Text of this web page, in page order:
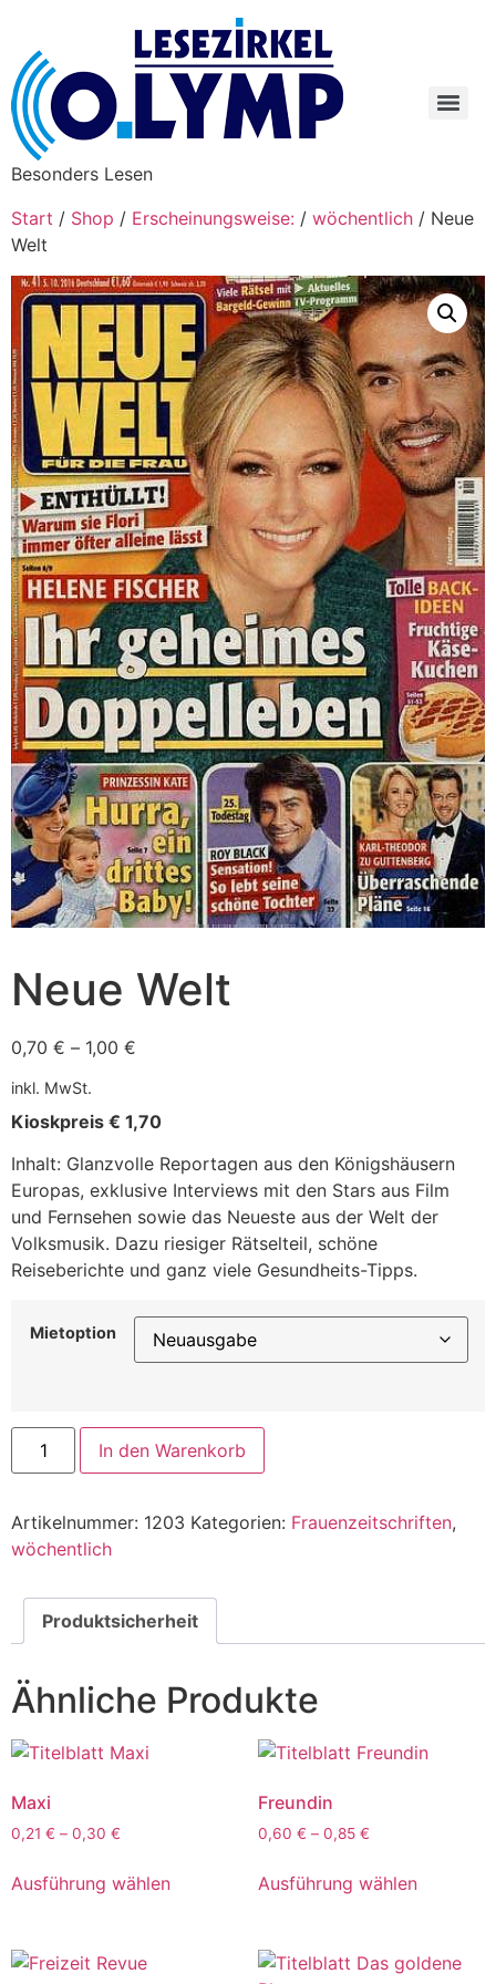
Besonders Lesen
Start / Shop / Erscheinungsweise: / wöchentlich / Neue
Welt
Neue Welt
0,70 € – 1,00 €
inkl. MwSt.
Kioskpreis € 1,70
Inhalt: Glanzvolle Reportagen aus den Königshäusern
Europas, exklusive Interviews mit den Stars aus Film
und Fernsehen sowie das Neueste aus der Welt der
Volksmusik. Dazu riesiger Rätselteil, schöne
Reiseberichte und ganz viele Gesundheits-Tipps.
Mietoption
In den Warenkorb
Artikelnummer: 1203 Kategorien: Frauenzeitschriften,
wöchentlich
Produktsicherheit
Ähnliche Produkte
Maxi
0,21 € – 0,30 €
Ausführung wählen
Freundin
0,60 € – 0,85 €
Ausführung wählen